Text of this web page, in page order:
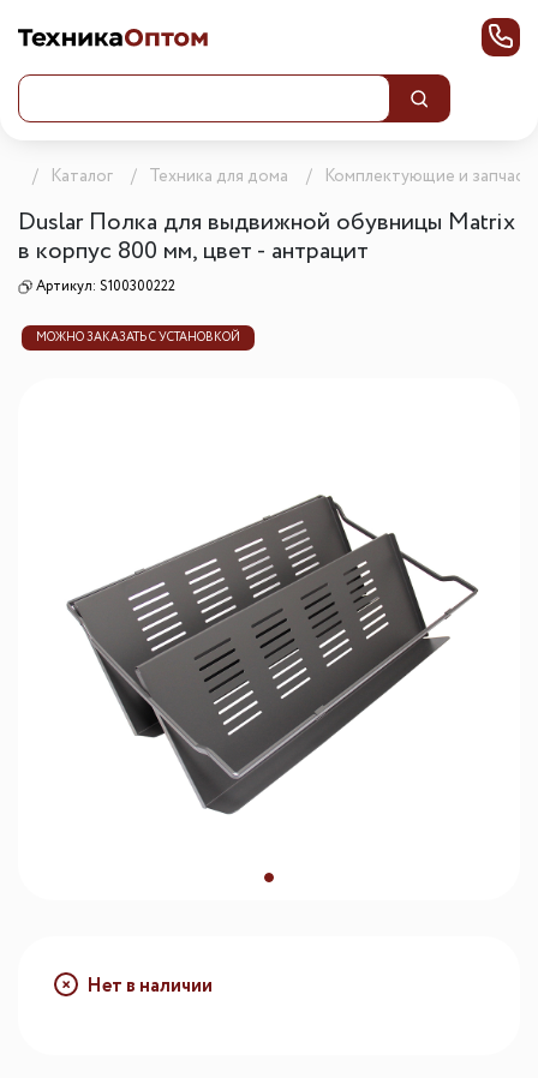
Каталог Техника для дома Комплектующие и
Duslar Полка для выдвижной обувницы Matrix
в корпус 800 мм, цвет - антрацит
Артикул: S100300222
МОЖНО ЗАКАЗАТЬ С УСТАНОВКОЙ
Нет в наличии